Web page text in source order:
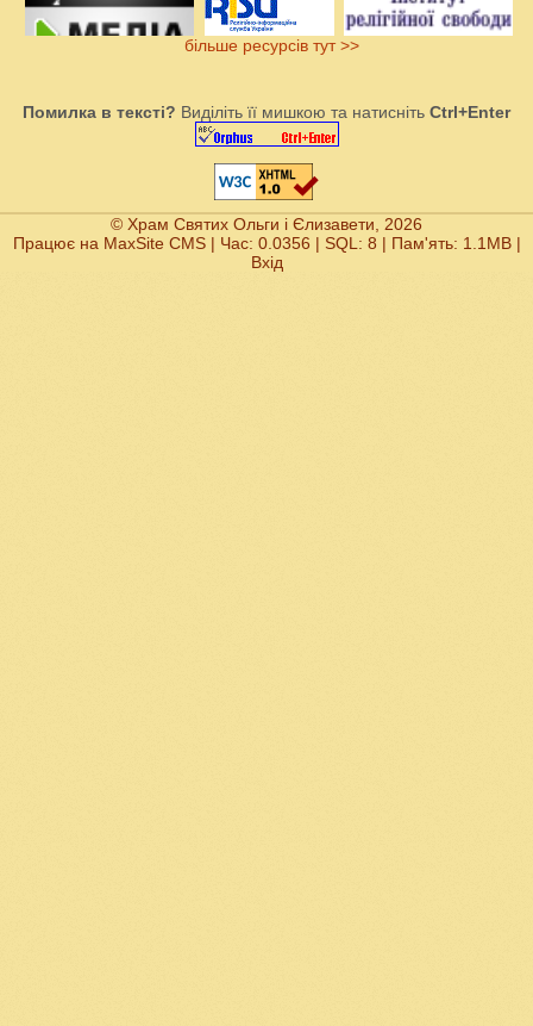
більше ресурсів тут >>
Помилка в тексті? Виділіть її мишкою та натисніть Ctrl+Enter
© Храм Святих Ольги і Єлизавети, 2026
Працює на MaxSite CMS| Час: 0.0356 | SQL: 8 | Пам'ять: 1.1MB|
Вхід